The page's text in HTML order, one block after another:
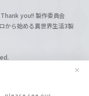
✕
you!! 製作委員会
から始める異世界生活3製